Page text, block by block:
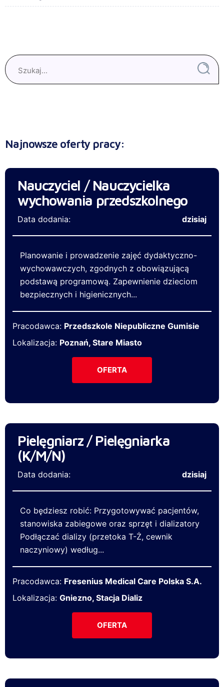
Najnowsze oferty pracy:
Nauczyciel / Nauczycielka
wychowania przedszkolnego
Data dodania: dzisiaj
Planowanie i prowadzenie zajęć dydaktyczno-
wychowawczych, zgodnych z obowiązującą
podstawą programową. Zapewnienie dzieciom
bezpiecznych i higienicznych...
Pracodawca: Przedszkole Niepubliczne Gumisie
Lokalizacja: Poznań, Stare Miasto
OFERTA
Pielęgniarz / Pielęgniarka
(K/M/N)
Data dodania: dzisiaj
Co będziesz robić: Przygotowywać pacjentów,
stanowiska zabiegowe oraz sprzęt i dializatory
Podłączać dializy (przetoka T-Ż, cewnik
naczyniowy) według...
Pracodawca: Fresenius Medical Care Polska S.A.
Lokalizacja: Gniezno, Stacja Dializ
OFERTA